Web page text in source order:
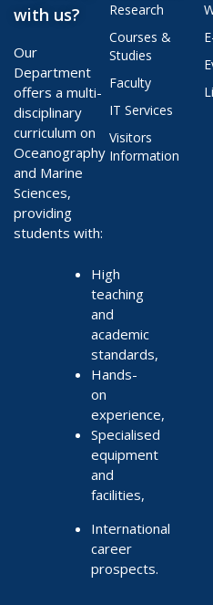
with us?
Our
Department
offers a multi-
disciplinary
curriculum on
Oceanography
and Marine
Sciences,
providing
students with:
High
teaching
and
academic
standards,
Hands-
on
experience,
Specialised
equipment
and
facilities,
International
career
prospects.
Research
Courses &
Studies
Faculty
IT Services
Visitors
Information